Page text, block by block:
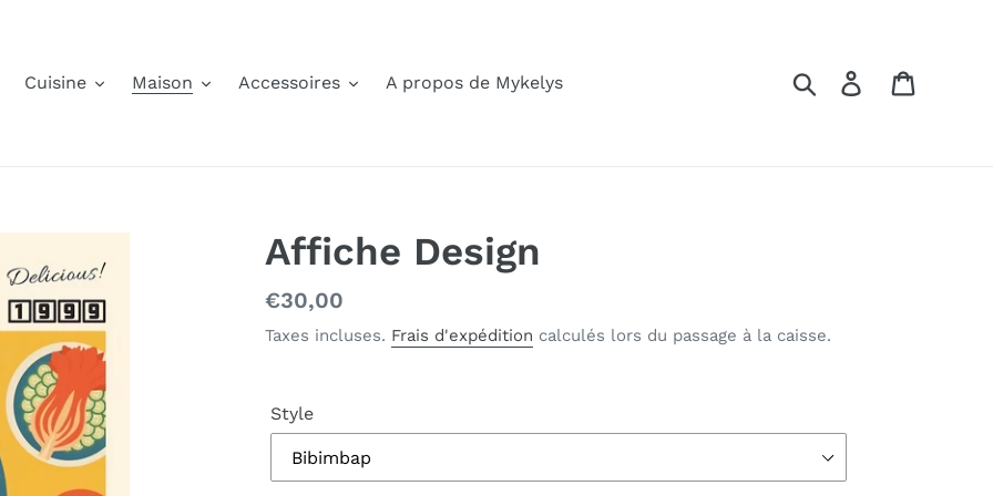
Cuisine Maison Accessoires A propos de Mykelys RechercherSe connecter
Affiche Design
Prix
normal
€30,00
Taxes incluses. Frais d'expédition calculés lors du passage à la caisse.
Style